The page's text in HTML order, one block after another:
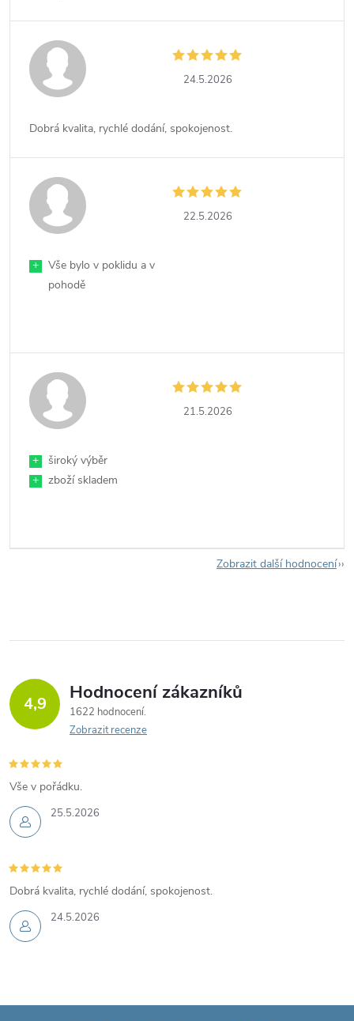
24.5.2026
Dobrá kvalita, rychlé dodání, spokojenost.
22.5.2026
+
Vše bylo v poklidu a v
pohodě
21.5.2026
+
široký výběr
+
zboží skladem
Zobrazit další hodnocení
4,9 Hodnocení zákazníků
1622 hodnocení
Zobrazit recenze
25.5.2026
Vše v pořádku.
24.5.2026
Dobrá kvalita, rychlé dodání, spokojenost.